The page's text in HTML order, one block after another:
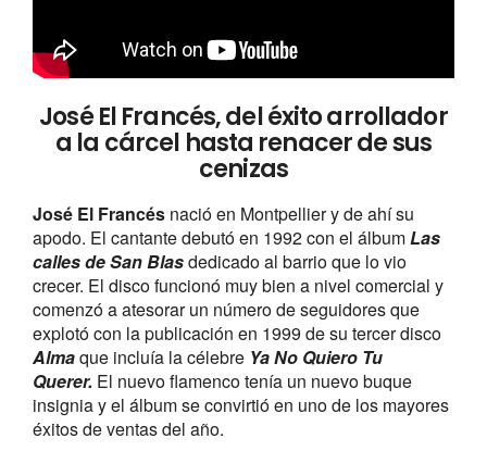
José El Francés, del éxito arrollador
a la cárcel hasta renacer de sus
cenizas
José El Francés nació en Montpellier y de ahí su
apodo. El cantante debutó en 1992 con el álbumLas
calles de San Blasdedicado al barrio que lo vio
crecer. El disco funcionó muy bien a nivel comercial y
comenzó a atesorar un número de seguidores que
explotó con la publicación en 1999 de su tercer disco
Almaque incluía la célebre Ya No Quiero Tu
Querer. El nuevo flamenco tenía un nuevo buque
insignia y el álbum se convirtió en uno de los mayores
éxitos de ventas del año.